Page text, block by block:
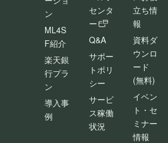
ン
ML4S
F紹介
楽天銀
行プラ
ン
導入事
例
センタ
ー
Q&A
サポー
トポリ
シー
サービ
ス稼働
状況
立ち情
報
資料ダ
ウンロ
ード
(無料)
イベン
ト・セ
ミナー
情報